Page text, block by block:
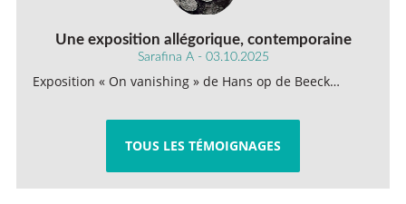
Une exposition allégorique, contemporaine
Sarafina A - 03.10.2025
Exposition « On vanishing » de Hans op de Beeck…
TOUS LES TÉMOIGNAGES